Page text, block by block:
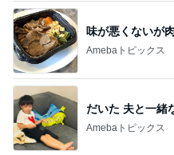
味が悪くないが
Amebaトピックス
だいた 夫と一緒
Amebaトピックス